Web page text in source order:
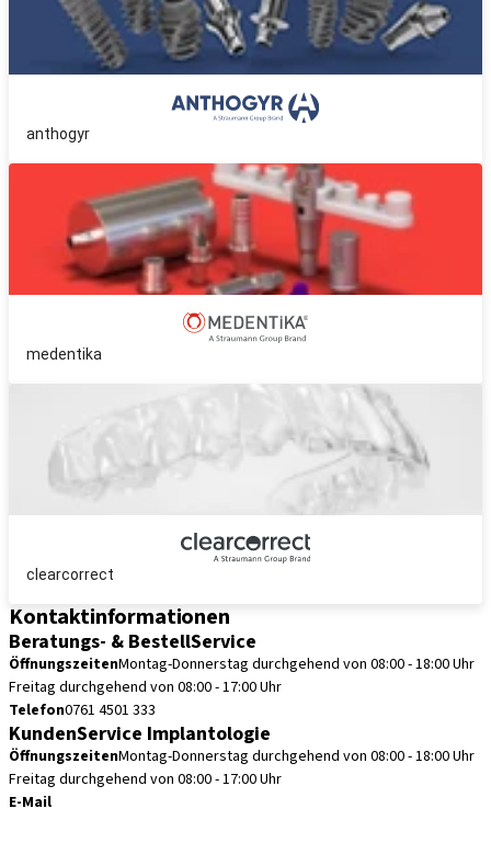
anthogyr
medentika
clearcorrect
Kontaktinformationen
Beratungs- & BestellService
ÖffnungszeitenMontag-Donnerstag durchgehend von 08:00 - 18:00 Uhr
Freitag durchgehend von 08:00 - 17:00 Uhr
Telefon0761 4501 333
KundenService Implantologie
ÖffnungszeitenMontag-Donnerstag durchgehend von 08:00 - 18:00 Uhr
Freitag durchgehend von 08:00 - 17:00 Uhr
E-Mail